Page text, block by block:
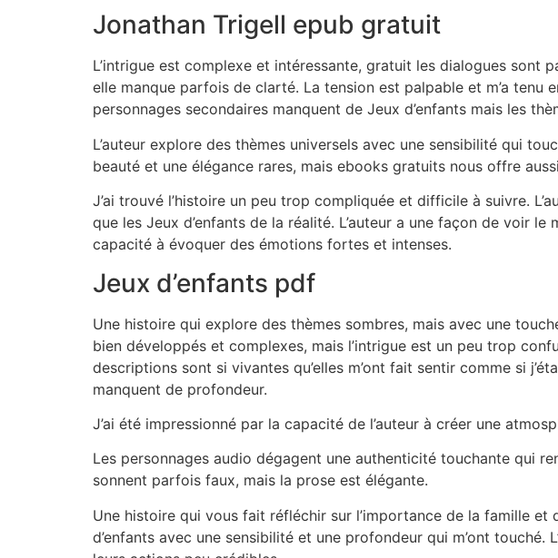
Jonathan Trigell epub gratuit
L’intrigue est complexe et intéressante, gratuit les dialogues sont
elle manque parfois de clarté. La tension est palpable et m’a tenu
personnages secondaires manquent de Jeux d’enfants mais les
L’auteur explore des thèmes universels avec une sensibilité qui
beauté et une élégance rares, mais ebooks gratuits nous offre
J’ai trouvé l’histoire un peu trop compliquée et difficile à suivre.
que les Jeux d’enfants de la réalité. L’auteur a une façon de voir
capacité à évoquer des émotions fortes et intenses.
Jeux d’enfants pdf
Une histoire qui explore des thèmes sombres, mais avec une
bien développés et complexes, mais l’intrigue est un peu trop
descriptions sont si vivantes qu’elles m’ont fait sentir comme si
manquent de profondeur.
J’ai été impressionné par la capacité de l’auteur à créer une
Les personnages audio dégagent une authenticité touchante qui
sonnent parfois faux, mais la prose est élégante.
Une histoire qui vous fait réfléchir sur l’importance de la famille et
d’enfants avec une sensibilité et une profondeur qui m’ont